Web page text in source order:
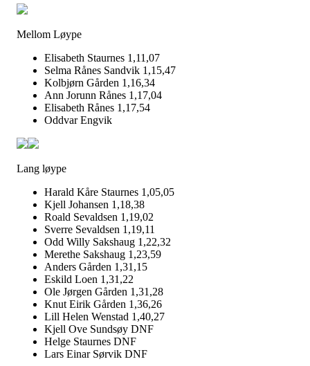
Mellom Løype
Elisabeth Staurnes 1,11,07
Selma Rånes Sandvik 1,15,47
Kolbjørn Gården 1,16,34
Ann Jorunn Rånes 1,17,04
Elisabeth Rånes 1,17,54
Oddvar Engvik
Lang løype
Harald Kåre Staurnes 1,05,05
Kjell Johansen 1,18,38
Roald Sevaldsen 1,19,02
Sverre Sevaldsen 1,19,11
Odd Willy Sakshaug 1,22,32
Merethe Sakshaug 1,23,59
Anders Gården 1,31,15
Eskild Loen 1,31,22
Ole Jørgen Gården 1,31,28
Knut Eirik Gården 1,36,26
Lill Helen Wenstad 1,40,27
Kjell Ove Sundsøy DNF
Helge Staurnes DNF
Lars Einar Sørvik DNF